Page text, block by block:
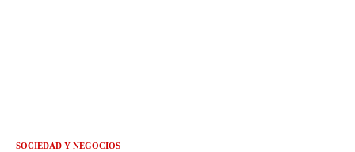
SOCIEDAD Y NEGOCIOS